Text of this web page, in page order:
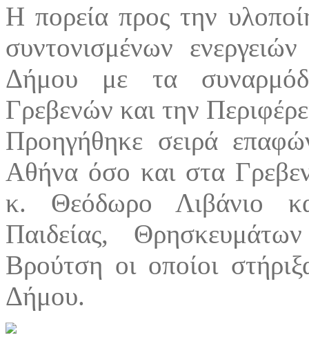
Η πορεία προς την
συντονισμένων
Δήμου με τα
Γρεβενών και την
Προηγήθηκε σειρά
Αθήνα όσο και στα
κ. Θεόδωρο Λιβάνιο
Παιδείας,
Βρούτση οι οποίοι
Δήμου.